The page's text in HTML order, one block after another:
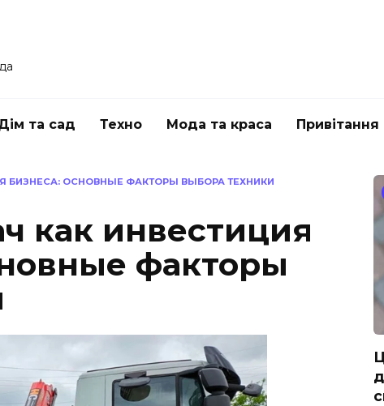
та сад Техно Мода та краса Привітання
БИЗНЕСА: ОСНОВНЫЕ ФАКТОРЫ ВЫБОРА ТЕХНИКИ
как инвестиция
факторы